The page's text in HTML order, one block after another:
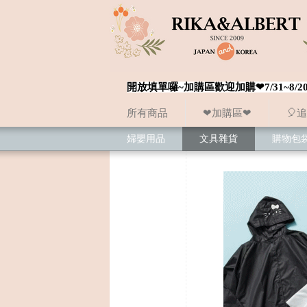
所有商品 ❤加購區❤ 🎈
開放填單囉~加購區歡迎加購❤7/31~8/
婦嬰用品 文具雜貨 購物包